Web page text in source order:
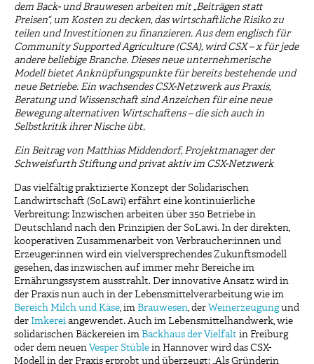
dem Back- und Brauwesen arbeiten mit „Beiträgen statt
Preisen“, um Kosten zu decken, das wirtschaftliche Risiko zu
teilen und Investitionen zu finanzieren. Aus dem englisch für
Community Supported Agriculture (CSA), wird CSX – x für jede
andere beliebige Branche. Dieses neue unternehmerische
Modell bietet Anknüpfungspunkte für bereits bestehende und
neue Betriebe. Ein wachsendes CSX-Netzwerk aus Praxis,
Beratung und Wissenschaft sind Anzeichen für eine neue
Bewegung alternativen Wirtschaftens – die sich auch in
Selbstkritik ihrer Nische übt.
Ein Beitrag von Matthias Middendorf, Projektmanager der
Schweisfurth Stiftung und privat aktiv im CSX-Netzwerk
Das vielfältig praktizierte Konzept der Solidarischen
Landwirtschaft (SoLawi) erfährt eine kontinuierliche
Verbreitung: Inzwischen arbeiten über 350 Betriebe in
Deutschland nach den Prinzipien der SoLawi. In der direkten,
kooperativen Zusammenarbeit von Verbraucher:innen und
Erzeuger:innen wird ein vielversprechendes Zukunftsmodell
gesehen, das inzwischen auf immer mehr Bereiche im
Ernährungssystem ausstrahlt. Der innovative Ansatz wird in
der Praxis nun auch in der Lebensmittelverarbeitung wie im
Bereich Milch und Käse, im Brauwesen, der Weinerzeugungund
der Imkerei angewendet. Auch im Lebensmittelhandwerk, wie
solidarischen Bäckereien im Backhaus der Vielfalt in Freiburg
oder dem neuen Vesper Stüble in Hannover wird das CSX-
Modell in der Praxis erprobt und überzeugt: „Als Gründerin